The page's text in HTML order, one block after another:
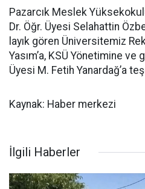
Pazarcık Meslek
Dr. Öğr. Üyesi Selahattin
layık gören Üniversitemiz
Yasım’a, KSÜ Yönetimine ve
Üyesi M. Fetih Yanardağ’a
Kaynak: Haber merkezi
İlgili Haberler